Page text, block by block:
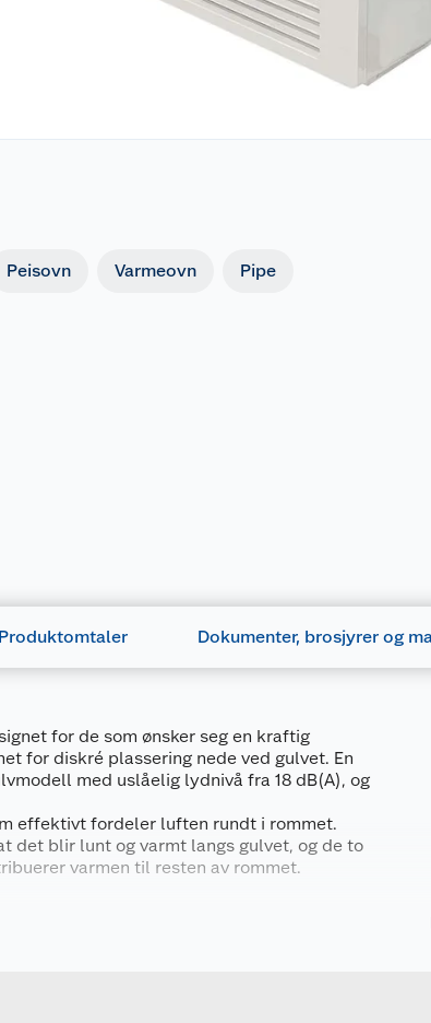
Peisovn Varmeovn Pipe
Produktomtaler Dokumenter, brosjyrer og
for de som ønsker seg en kraftig
for diskré plassering nede ved gulvet. En
med uslåelig lydnivå fra 18 dB(A), og
effektivt fordeler luften rundt i rommet.
det blir lunt og varmt langs gulvet, og de to
varmen til resten av rommet.
Temp Booster - en teknologi for ekstremt rask